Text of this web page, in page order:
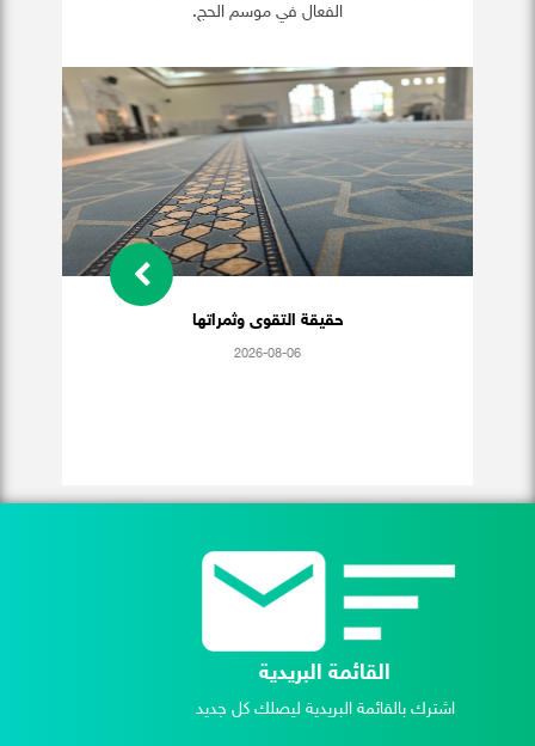
الفعال في موسم الحج.
حقيقة التقوى وثمراتها
2026-08-06
القائمة البريدية
اشترك بالقائمة البريدية ليصلك كل جديد